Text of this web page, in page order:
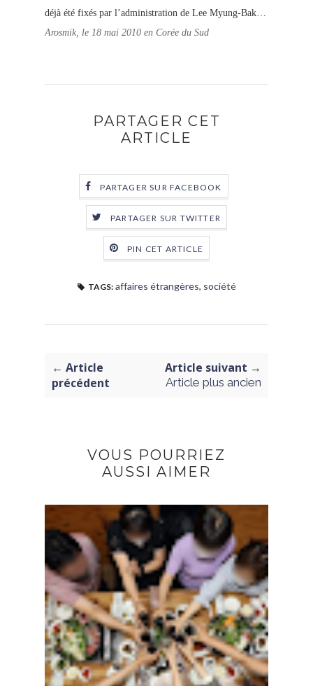
déjà été fixés par l’administration de Lee Myung-Bak…
Arosmik, le 18 mai 2010 en Corée du Sud
PARTAGER CET
ARTICLE
PARTAGER SUR FACEBOOK
PARTAGER SUR TWITTER
PIN CET ARTICLE
TAGS: affaires étrangères, société
← Article
précédent
Article suivant →
Article plus ancien
VOUS POURRIEZ
AUSSI AIMER